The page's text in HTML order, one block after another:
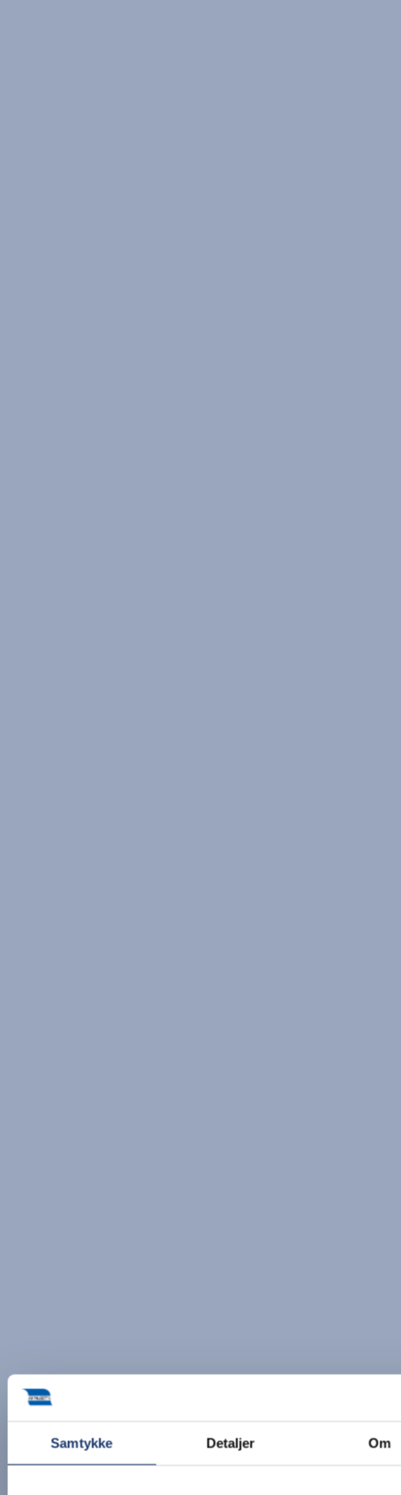
Samtykke Detaljer Om